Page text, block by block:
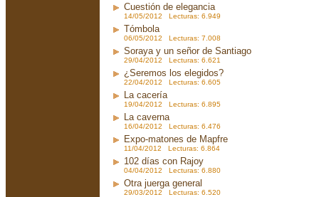
Cuestión de elegancia
14/05/2012 Lecturas: 6.949
Tómbola
06/05/2012 Lecturas: 7.008
Soraya y un señor de Santiago
29/04/2012 Lecturas: 6.621
¿Seremos los elegidos?
22/04/2012 Lecturas: 6.605
La cacería
19/04/2012 Lecturas: 6.895
La caverna
16/04/2012 Lecturas: 6.476
Expo-matones de Mapfre
11/04/2012 Lecturas: 6.864
102 días con Rajoy
04/04/2012 Lecturas: 6.880
Otra juerga general
29/03/2012 Lecturas: 6.520